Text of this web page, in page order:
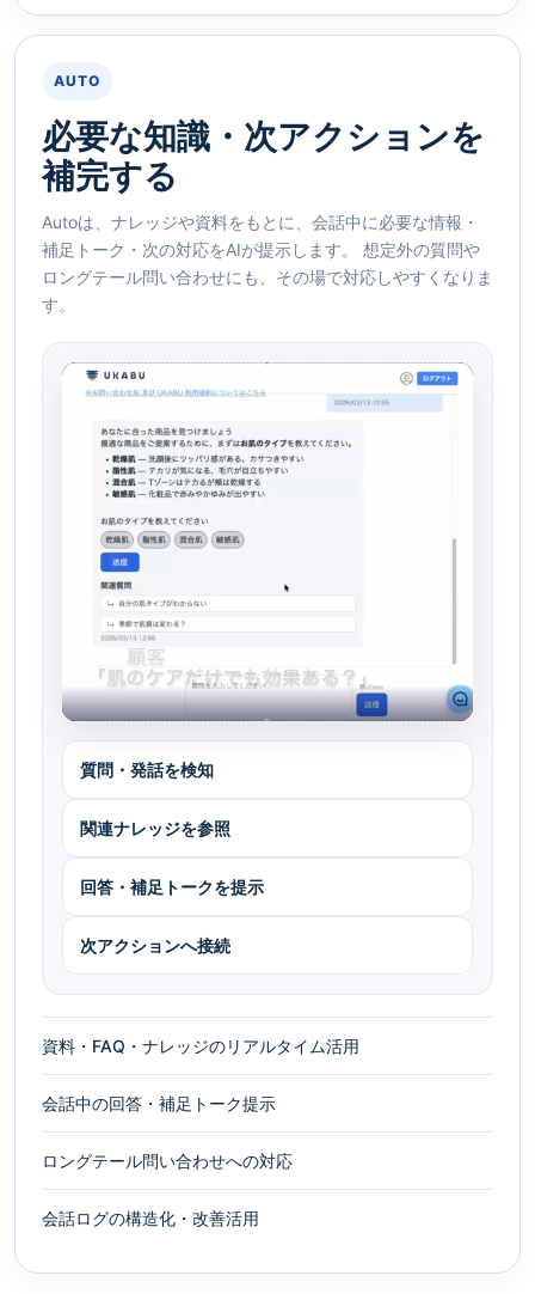
AUTO
必要な知識・次アクションを
補完する
Autoは、ナレッジや資料をもとに、会話中に必要な情報・
補足トーク・次の対応をAIが提示します。 想定外の質問や
ロングテール問い合わせにも、その場で対応しやすくなりま
す。
質問・発話を検知
関連ナレッジを参照
回答・補足トークを提示
次アクションへ接続
資料・FAQ・ナレッジのリアルタイム活用
会話中の回答・補足トーク提示
ロングテール問い合わせへの対応
会話ログの構造化・改善活用